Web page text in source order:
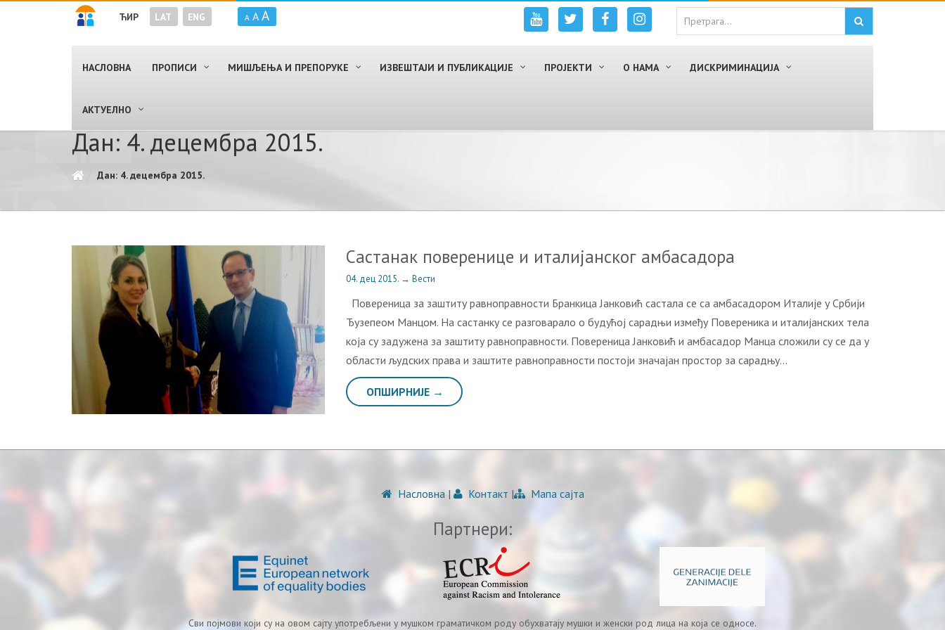
ЋИР LAT ENG A A A
НАСЛОВНА ПРОПИСИ МИШЉЕЊА И ПРЕПОРУКЕ ИЗВЕШТАЈИ И ПУБЛИКАЦИЈЕ ПРОЈЕКТИ О НАМА ДИСКРИМИНАЦИЈА
AКТУЕЛНО
Дан: 4. децембра 2015.
Дан: 4. децембра 2015.
Састанак поверенице и италијанског амбасадора
04. дец 2015. → Вести
Повереница за заштиту равноправности Бранкица Јанковић састала се са амбасадором Италије у Србији
Ђузепеом Манцом. На састанку се разговарало о будућој сарадњи између Повереника и италијанских тела
која су задужена за заштиту равноправности. Повереница Јанковић и амбасадор Манца сложили су се да у
области људских права и заштите равноправности постоји значајан простор за сарадњу…
ОПШИРНИЈЕ →
Насловна | Контакт | Мапа сајта
Партнери:
Сви појмови који су на овом сајту употребљени у мушком граматичком роду обухватају мушки и женски род лица на која се односе.